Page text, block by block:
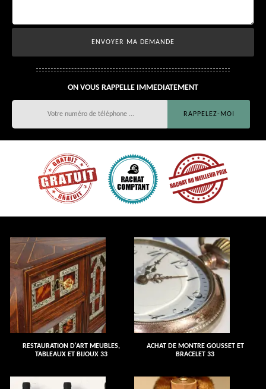
ON VOUS RAPPELLE IMMEDIATEMENT
RESTAURATION D'ART MEUBLES,
TABLEAUX ET BIJOUX 33
ACHAT DE MONTRE GOUSSET ET
BRACELET 33